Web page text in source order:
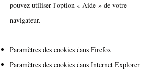
pouvez utiliser l'option « Aide » de votre
navigateur.
Paramètres des cookies dans Firefox
Paramètres des cookies dans Internet Explorer